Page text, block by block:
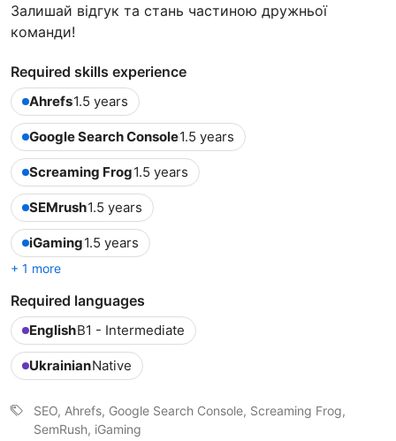
Залишай відгук та стань частиною дружньої
команди!
Required skills experience
Ahrefs1.5 years
Google Search Console1.5 years
Screaming Frog1.5 years
SEMrush1.5 years
iGaming1.5 years
+ 1 more
Required languages
EnglishB1 - Intermediate
UkrainianNative
SEO, Ahrefs, Google Search Console, Screaming Frog,
SemRush, iGaming